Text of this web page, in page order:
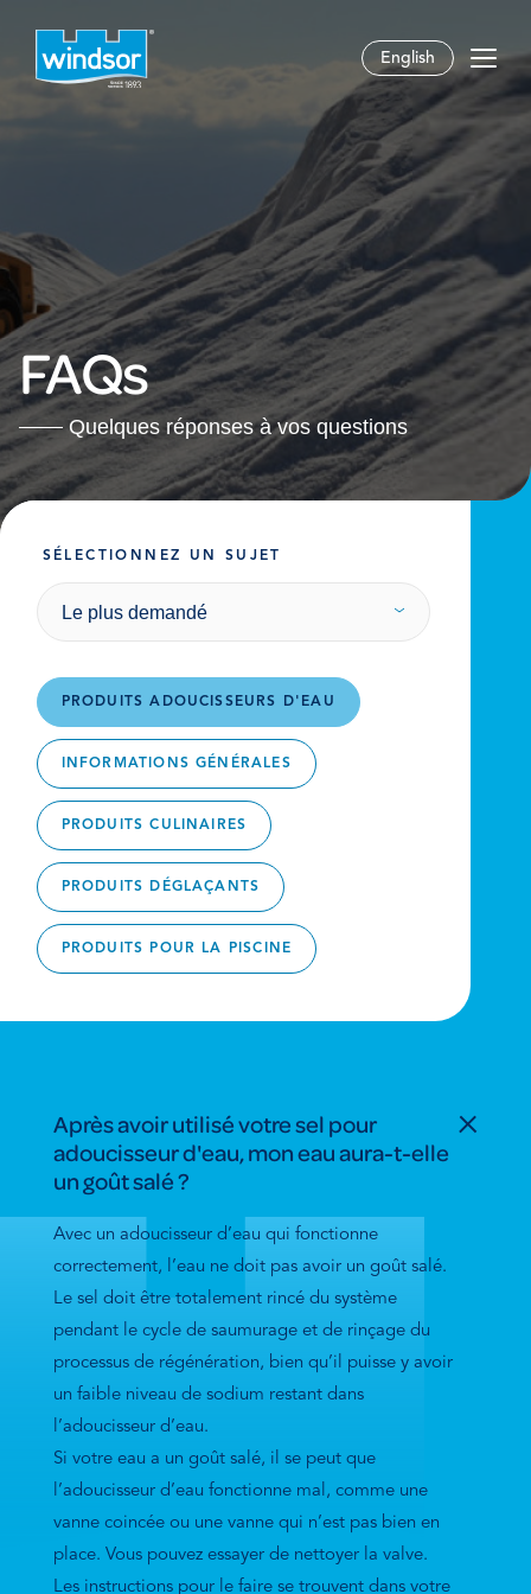
English
FAQs
Quelques réponses à vos questions
SÉLECTIONNEZ UN SUJET
Le plus demandé
PRODUITS ADOUCISSEURS D'EAU
INFORMATIONS GÉNÉRALES
PRODUITS CULINAIRES
PRODUITS DÉGLAÇANTS
PRODUITS POUR LA PISCINE
Après avoir utilisé votre sel pour
adoucisseur d'eau, mon eau aura-t-elle
un goût salé ?
Avec un adoucisseur d’eau qui fonctionne
correctement, l’eau ne doit pas avoir un goût salé.
Le sel doit être totalement rincé du système
pendant le cycle de saumurage et de rinçage du
processus de régénération, bien qu’il puisse y avoir
un faible niveau de sodium restant dans
l’adoucisseur d’eau.
Si votre eau a un goût salé, il se peut que
l’adoucisseur d’eau fonctionne mal, comme une
vanne coincée ou une vanne qui n’est pas bien en
place. Vous pouvez essayer de nettoyer la valve.
Les instructions pour le faire se trouvent dans votre